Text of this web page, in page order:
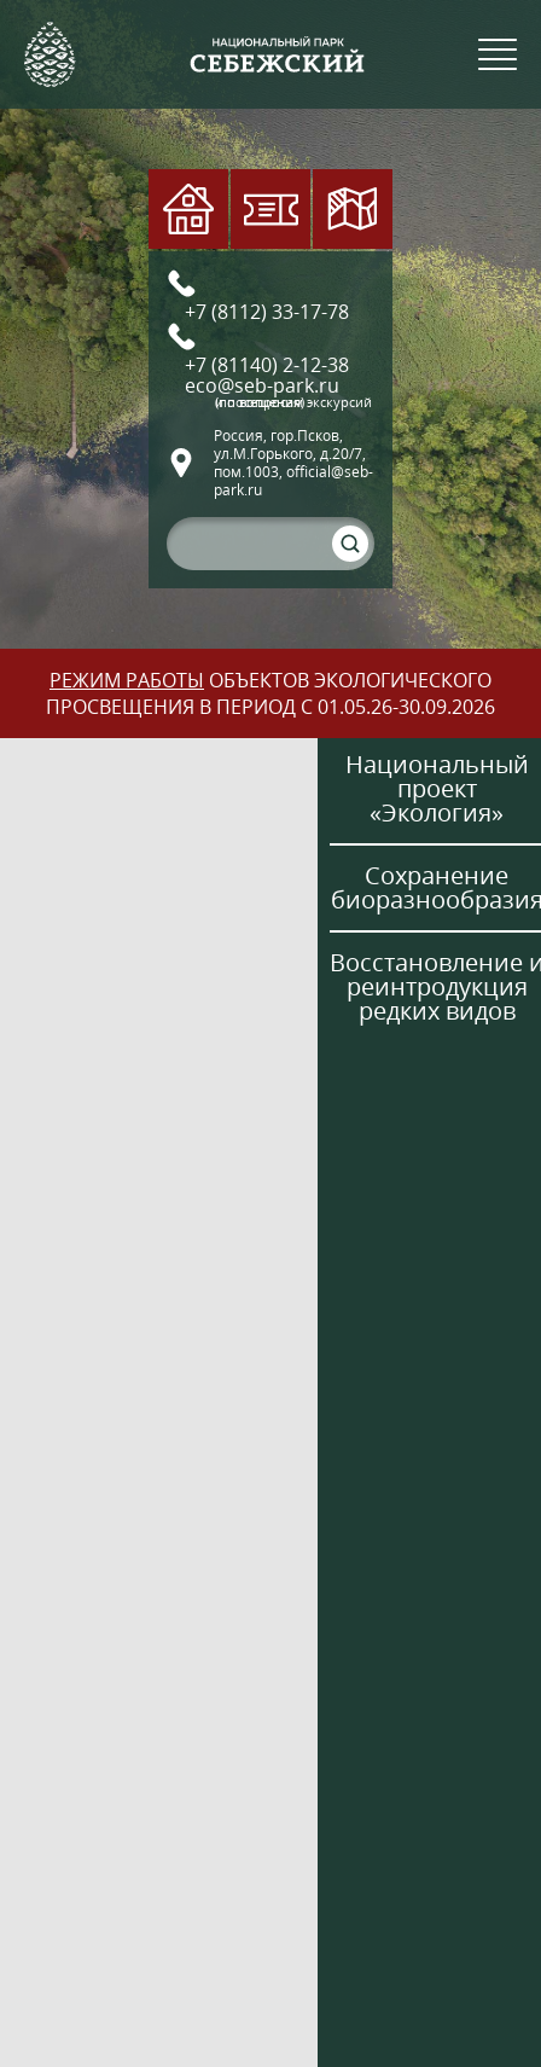
+7 (8112) 33-17-78
+7 (81140) 2-12-38
eco@seb-park.ru
(по вопросам экскурсий и посещения)
Россия, гор.Псков,
ул.М.Горького, д.20/7,
пом.1003, official@seb-
park.ru
РЕЖИМ РАБОТЫ ОБЪЕКТОВ ЭКОЛОГИЧЕСКОГО
ПРОСВЕЩЕНИЯ В ПЕРИОД С 01.05.26-30.09.2026
Национальный
проект
«Экология»
Сохранение
Восстановление
реинтродукция
редких видов